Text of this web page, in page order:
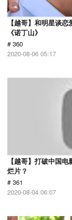
【越哥】和明星谈
《诺丁山》
# 360
2020-08-06 05:17
【越哥】打破中国
烂片？
# 361
2020-08-04 06:07